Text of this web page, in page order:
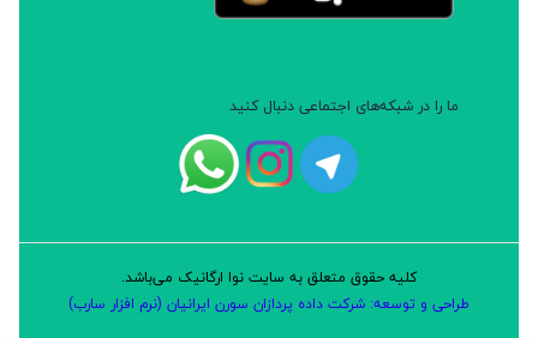
ما را در شبکه‌های اجتماعی دنبال کنید
کلیه حقوق متعلق به سایت نوا ارگانیک می‌باشد.
طراحی و توسعه: شرکت داده پردازان سورن ایرانیان (نرم افزار سارب)